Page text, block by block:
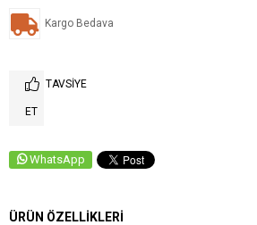
Kargo Bedava
TAVSIYE
ET
WhatsApp
ÜRÜN ÖZELLIKLERI